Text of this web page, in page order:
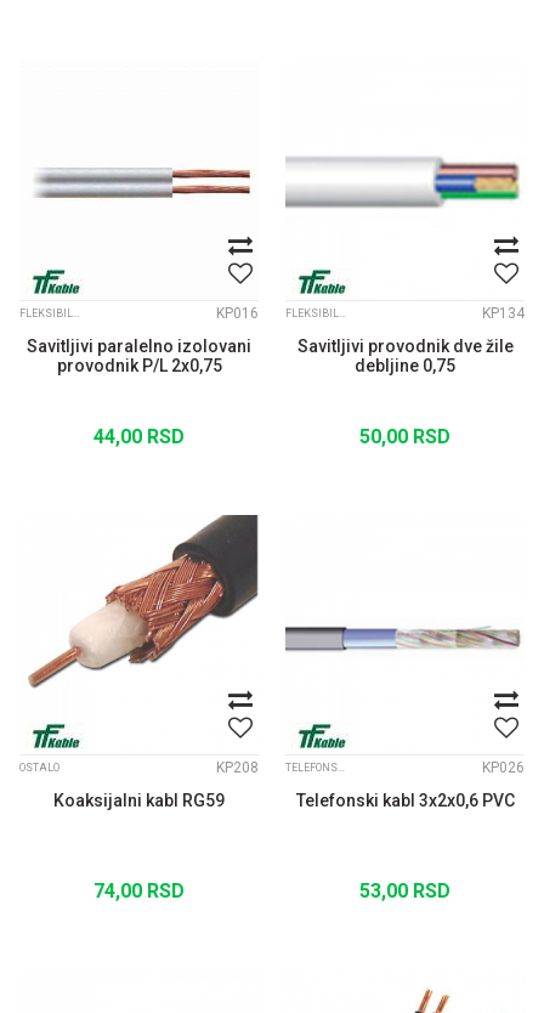
FLEKSIBILNI KABLOVI KP016
Savitljivi paralelno izolovani
provodnik P/L 2x0,75
44,00 RSD
FLEKSIBILNI KABLOVI KP134
Savitljivi provodnik dve žile
debljine 0,75
50,00 RSD
OSTALO KP208
Koaksijalni kabl RG59
74,00 RSD
TELEFONSKI INSTALACIONI KABLOVI KP026
Telefonski kabl 3x2x0,6 PVC
53,00 RSD